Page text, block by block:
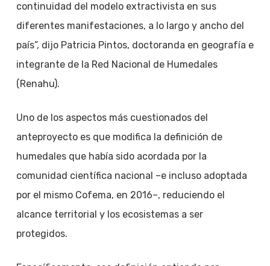
continuidad del modelo extractivista en sus
diferentes manifestaciones, a lo largo y ancho del
país”, dijo Patricia Pintos, doctoranda en geografía e
integrante de la Red Nacional de Humedales
(Renahu).
Uno de los aspectos más cuestionados del
anteproyecto es que modifica la definición de
humedales que había sido acordada por la
comunidad científica nacional –e incluso adoptada
por el mismo Cofema, en 2016–, reduciendo el
alcance territorial y los ecosistemas a ser
protegidos.